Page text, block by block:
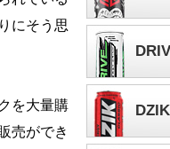
にそう思
を大量購
売ができ